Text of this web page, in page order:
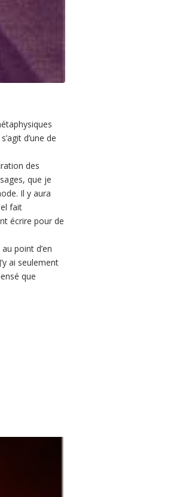
d’une de
des
que je
Il y aura
fait
écrire pour de
point d’en
ai seulement
que